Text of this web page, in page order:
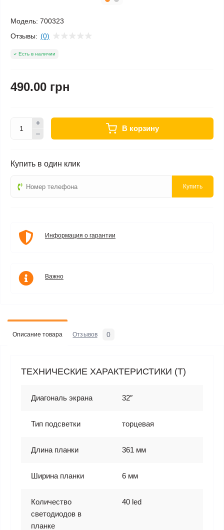
Модель: 700323
Отзывы: (0)
Есть в наличии
490.00 грн
В корзину
Купить в один клик
Купить
Информация о гарантии
Важно
Описание товара Отзывов 0
ТЕХНИЧЕСКИЕ ХАРАКТЕРИСТИКИ (T)
Диагональ экрана 32″
Тип подсветки торцевая
Длина планки 361 мм
Ширина планки 6 мм
Количество
светодиодов в
планке
40 led